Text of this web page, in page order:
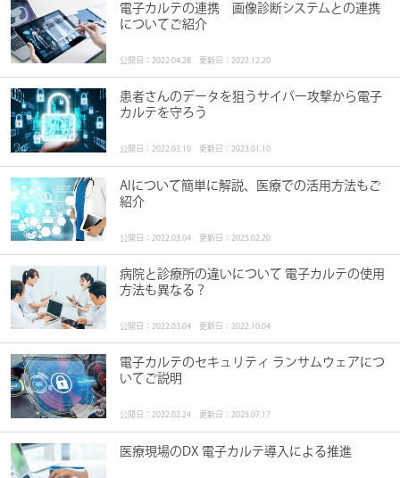
電子カルテの連携 画像診断システムとの連携
についてご紹介
公開日：2022.04.28 更新日：2022.12.20
患者さんのデータを狙うサイバー攻撃から電子
カルテを守ろう
公開日：2022.03.10 更新日：2023.01.10
AIについて簡単に解説、医療での活用方法もご
紹介
公開日：2022.03.04 更新日：2025.02.20
病院と診療所の違いについて 電子カルテの使用
方法も異なる？
公開日：2022.03.04 更新日：2022.10.04
電子カルテのセキュリティ ランサムウェアにつ
いてご説明
公開日：2022.02.24 更新日：2025.07.17
医療現場のDX 電子カルテ導入による推進